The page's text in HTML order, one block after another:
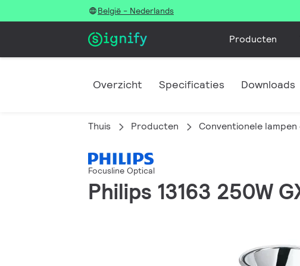
België - Nederlands
Producten
Overzicht Specificaties Downloads
Thuis Producten Conventionele
Focusline Optical
Philips 13163 250W